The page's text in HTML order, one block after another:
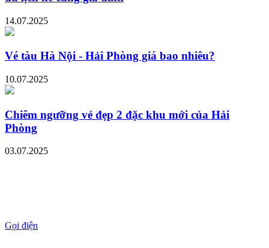
14.07.2025
Vé tàu Hà Nội - Hải Phòng giá bao nhiêu?
10.07.2025
Chiêm ngưỡng vẻ đẹp 2 đặc khu mới của Hải
Phòng
03.07.2025
Gọi điện